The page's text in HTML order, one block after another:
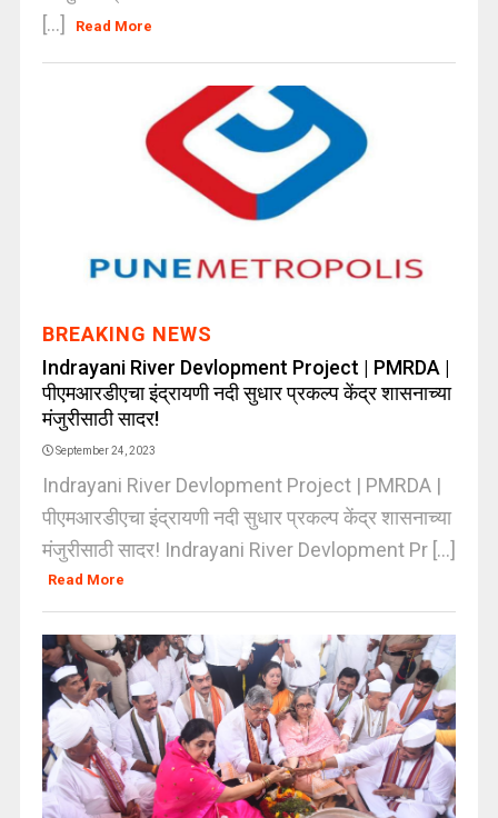
[...]
Read More
BREAKING NEWS
Indrayani River Devlopment Project | PMRDA |
पीएमआरडीएचा इंद्रायणी नदी सुधार प्रकल्प केंद्र शासनाच्या
मंजुरीसाठी सादर!
September 24, 2023
Indrayani River Devlopment Project | PMRDA |
पीएमआरडीएचा इंद्रायणी नदी सुधार प्रकल्प केंद्र शासनाच्या
मंजुरीसाठी सादर! Indrayani River Devlopment Pr [...]
Read More